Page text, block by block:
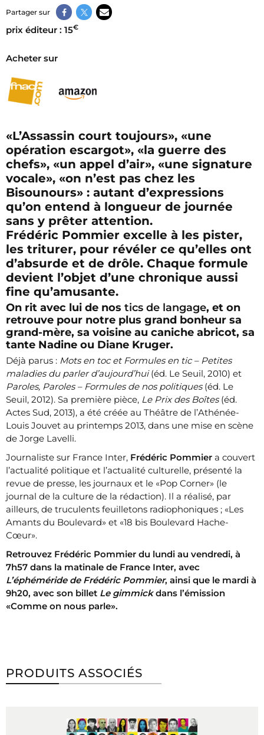
Partager sur
prix éditeur : 15€
Acheter sur
«L’Assassin court toujours», «une
opération escargot», «la guerre des
chefs», «un appel d’air», «une signature
vocale», «on n’est pas chez les
Bisounours» : autant d’expressions
qu’on entend à longueur de journée
sans y prêter attention.
Frédéric Pommier excelle à les pister,
les triturer, pour révéler ce qu’elles ont
d’absurde et de drôle. Chaque formule
devient l’objet d’une chronique aussi
fine qu’amusante.
On rit avec lui de nos tics de langage, et on
retrouve pour notre plus grand bonheur sa
grand-mère, sa voisine au caniche abricot, sa
tante Nadine ou Diane Kruger.
Déjà parus : Mots en toc et Formules en tic – Petites
maladies du parler d’aujourd’hui(éd. Le Seuil, 2010) et
Paroles, Paroles – Formules de nos politiques(éd. Le
Seuil, 2012). Sa première pièce, Le Prix des Boîtes(éd.
Actes Sud, 2013), a été créée au Théâtre de l’Athénée-
Louis Jouvet au printemps 2013, dans une mise en scène
de Jorge Lavelli.
Journaliste sur France Inter, Frédéric Pommier a couvert
l’actualité politique et l’actualité culturelle, présenté la
revue de presse, les journaux et le «Pop Corner» (le
journal de la culture de la rédaction). Il a réalisé, par
ailleurs, de truculents feuilletons radiophoniques ; «Les
Amants du Boulevard» et «18 bis Boulevard Hache-
Cœur».
Retrouvez Frédéric Pommier du lundi au vendredi, à
7h57 dans la matinale de France Inter, avec
L’éphéméride de Frédéric Pommier, ainsi que le mardi à
9h20, avec son billet Le gimmickdans l’émission
«Comme on nous parle».
PRODUITS ASSOCIÉS